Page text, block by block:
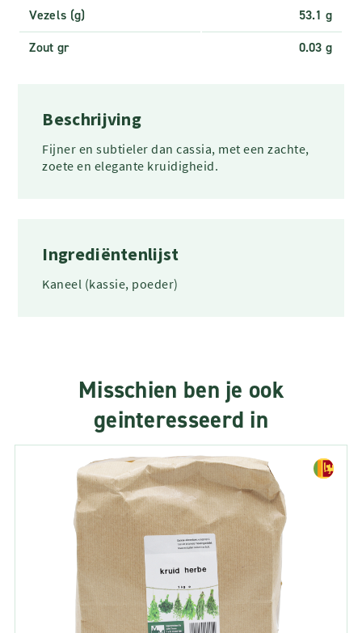
Vezels (g)
53.1 g
Zout gr
0.03 g
Beschrijving
Fijner en subtieler dan cassia, met een zachte,
zoete en elegante kruidigheid.
Ingrediëntenlijst
Kaneel (kassie, poeder)
Misschien ben je ook
geinteresseerd in